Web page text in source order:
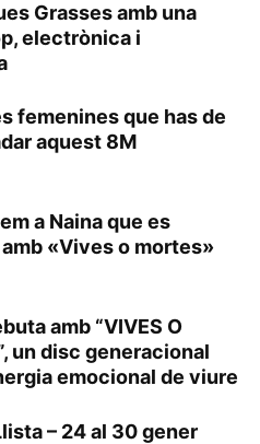
Grasses amb una
electrònica i
femenines que has de
aquest 8M
a Naina que es
«Vives o mortes»
amb “VIVES O
un disc generacional
emocional de viure
– 24 al 30 gener